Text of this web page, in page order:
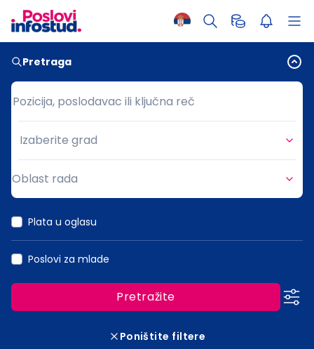
Pretraga
Pozicija, poslodavac ili ključna reč
Pozicija, poslodavac ili ključna reč
Grad
Izaberite grad
Oblast rada
Plata u oglasu
Poslovi za mlade
Pretražite
Poništite filtere